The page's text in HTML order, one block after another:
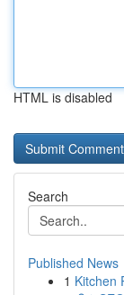
HTML is disabled
Search
Published News
1 Kitchen